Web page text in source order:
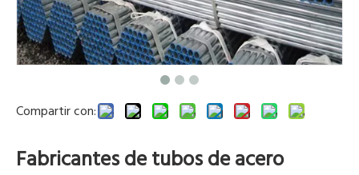
Compartir con:
Fabricantes de tubos de acero